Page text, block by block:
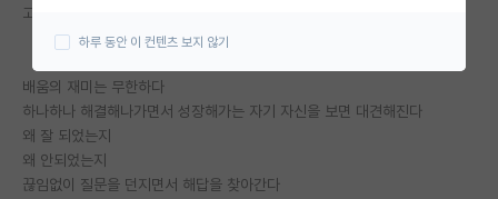
연구실(PI) 홍보 게시판
석박사 채용 정보 게시판
임용 정보 게시판
고 합니다.
배움의 재미는 무한하다
하나하나 해결해나가면서 성장해가는 자기 자신을 보면 대견해진다
왜 잘 되었는지
왜 안되었는지
끊임없이 질문을 던지면서 해답을 찾아간다
하루 동안 이 컨텐츠 보지 않기